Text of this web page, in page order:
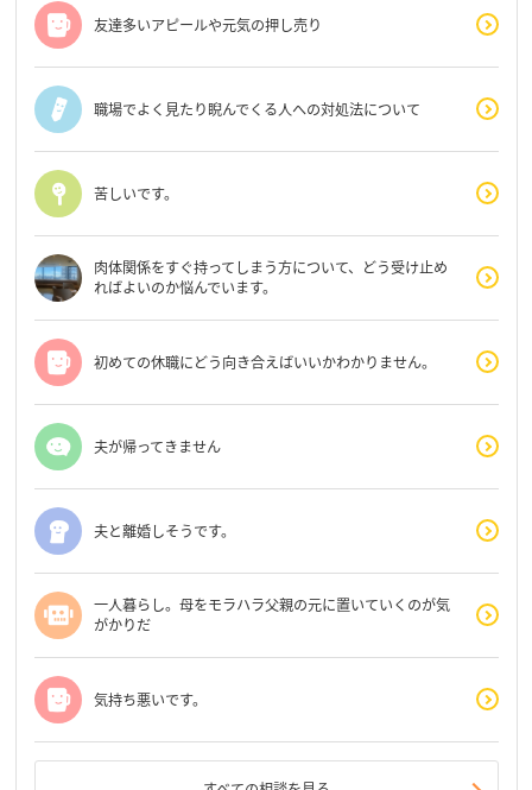
友達多いアピールや元気の押し売り
職場でよく見たり睨んでくる人への対処法について
苦しいです。
肉体関係をすぐ持ってしまう方について、どう受け止め
ればよいのか悩んでいます。
初めての休職にどう向き合えばいいかわかりません。
夫が帰ってきません
夫と離婚しそうです。
一人暮らし。母をモラハラ父親の元に置いていくのが気
がかりだ
気持ち悪いです。